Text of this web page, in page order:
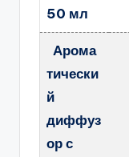
50 мл
Арома
тически
й
диффуз
ор с